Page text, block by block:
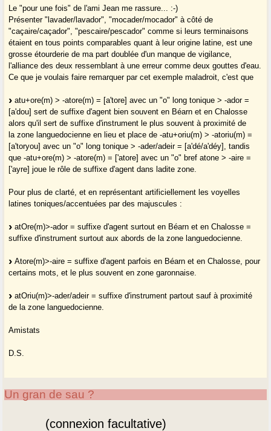
Le "pour une fois" de l'ami Jean me rassure... :-)
Présenter "lavader/lavador", "mocader/mocador" à côté de
"caçaire/caçador", "pescaire/pescador" comme si leurs terminaisons
étaient en tous points comparables quant à leur origine latine, est une
grosse étourderie de ma part doublée d'un manque de vigilance,
l'alliance des deux ressemblant à une erreur comme deux gouttes d'eau.
Ce que je voulais faire remarquer par cet exemple maladroit, c'est que
atu+ore(m) > -atore(m) = [a'tore] avec un "o" long tonique > -ador =
[a'dou] sert de suffixe d'agent bien souvent en Béarn et en Chalosse
alors qu'il sert de suffixe d'instrument le plus souvent à proximité de
la zone languedocienne en lieu et place de -atu+oriu(m) > -atoriu(m) =
[a'toryou] avec un "o" long tonique > -ader/adeir = [a'dé/a'déy], tandis
que -atu+ore(m) > -atore(m) = ['atore] avec un "o" bref atone > -aire =
['ayre] joue le rôle de suffixe d'agent dans ladite zone.
Pour plus de clarté, et en représentant artificiellement les voyelles
latines toniques/accentuées par des majuscules :
atOre(m)>-ador = suffixe d'agent surtout en Béarn et en Chalosse =
suffixe d'instrument surtout aux abords de la zone languedocienne.
Atore(m)>-aire = suffixe d'agent parfois en Béarn et en Chalosse, pour
certains mots, et le plus souvent en zone garonnaise.
atOriu(m)>-ader/adeir = suffixe d'instrument partout sauf à proximité
de la zone languedocienne.
Amistats
D.S.
Un gran de sau ?
(connexion facultative)